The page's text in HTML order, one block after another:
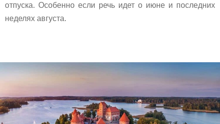
отпуска. Особенно если речь идет о июне и последних
неделях августа.